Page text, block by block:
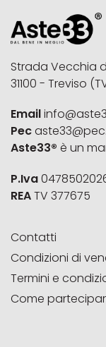
Strada Vecchia
31100 - Treviso
Email
Pec
Aste33® è un
P.Iva
REATV 377675
Contatti
Condizioni di
Termini e
Come